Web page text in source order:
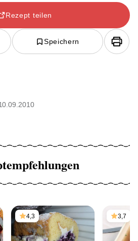
Rezept teilen
Speichern
4,3 3,7